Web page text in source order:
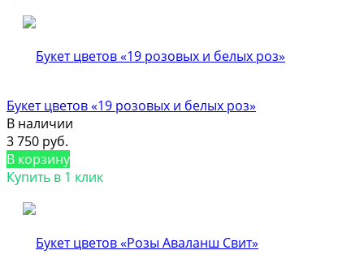
Букет цветов «19 розовых и белых роз»
В наличии
3 750 руб.
В корзину
Купить в 1 клик